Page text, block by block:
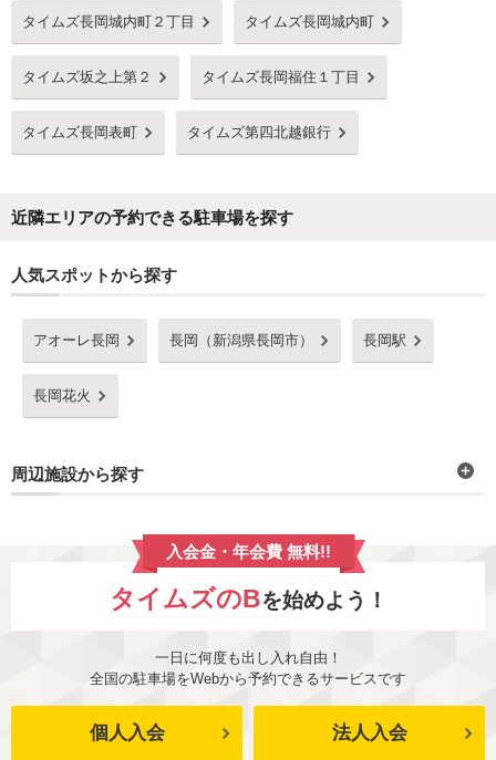
タイムズ長岡城内町２丁目 タイムズ長岡城内町
タイムズ坂之上第２ タイムズ長岡福住１丁目
タイムズ長岡表町 タイムズ第四北越銀行
近隣エリアの予約できる駐車場を探す
人気スポットから探す
アオーレ長岡 長岡（新潟県長岡市） 長岡駅
長岡花火
周辺施設から探す
入会金・年会費 無料!!
タイムズのBを始めよう！
一日に何度も出し入れ自由！
全国の駐車場をWebから予約できるサービスです
個人入会 法人入会